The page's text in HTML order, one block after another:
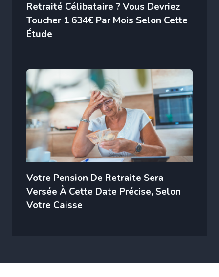
Retraité Célibataire ? Vous Devriez
Toucher 1 634€ Par Mois Selon Cette
Étude
Votre Pension De Retraite Sera
Versée À Cette Date Précise, Selon
Votre Caisse